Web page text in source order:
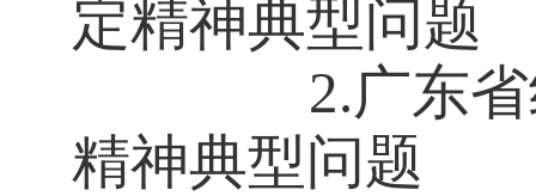
定精神典型问题
2.广东
精神典型问题